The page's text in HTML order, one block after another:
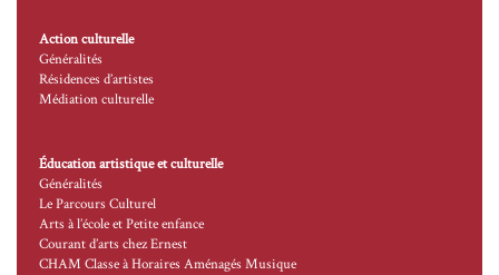
Action culturelle
Généralités
Résidences d’artistes
Médiation culturelle
Éducation artistique et culturelle
Généralités
Le Parcours Culturel
Arts à l’école et Petite enfance
Courant d’arts chez Ernest
CHAM Classe à Horaires Aménagés Musique